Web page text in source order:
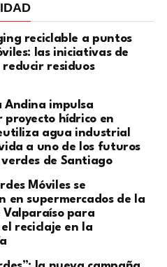
reciclable a puntos
las iniciativas de
reducir residuos
Andina impulsa
proyecto hídrico en
agua industrial
a uno de los futuros
verdes de Santiago
Móviles se
en supermercados de la
Valparaíso para
reciclaje en la